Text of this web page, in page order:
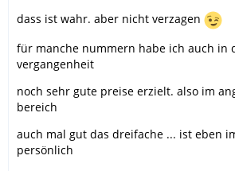
dass ist wahr. aber nicht verzagen
für manche nummern habe ich auch in
vergangenheit
noch sehr gute preise erzielt. also im
bereich
auch mal gut das dreifache ... ist eben
persönlich